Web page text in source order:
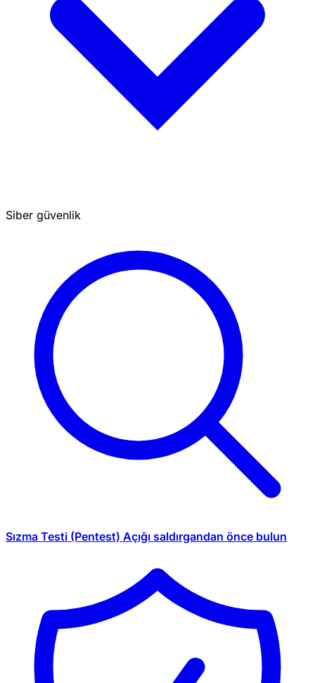
Siber güvenlik
Sızma Testi (Pentest) Açığı saldırgandan önce bulun